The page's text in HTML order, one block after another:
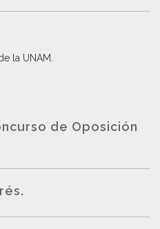
la UNAM
de Oposición